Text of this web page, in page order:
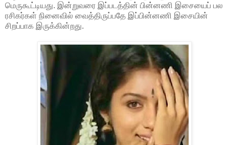
மெருகூட்டியது. இன்றுவரை இப்படத்தின் பின்னணி இசையைப் பல
ரசிகர்கள் நினைவில் வைத்திருப்பதே இப்பின்னணி இசையின்
சிறப்பாக இருக்கின்றது.